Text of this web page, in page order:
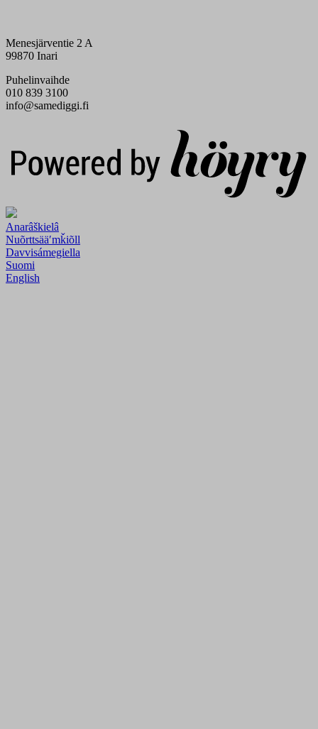
Menesjärventie 2 A
99870 Inari
Puhelinvaihde
010 839 3100
info@samediggi.fi
Anarâškielâ
Nuõrttsääʹmǩiõll
Davvisámegiella
Suomi
English